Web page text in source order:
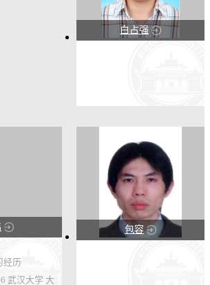
前，致...
白占强
123
经历
武汉大学 大
包容